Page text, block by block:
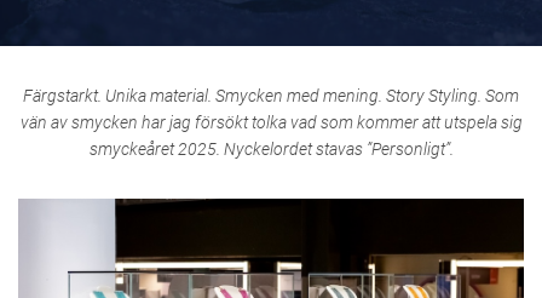
Färgstarkt. Unika material. Smycken med mening. Story Styling. Som
vän av smycken har jag försökt tolka vad som kommer att utspela sig
smyckeåret 2025. Nyckelordet stavas ”Personligt”.